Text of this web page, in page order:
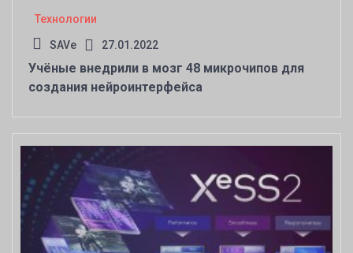
Технологии
SAVe 27.01.2022
Учёные внедрили в мозг 48 микрочипов для
создания нейроинтерфейса